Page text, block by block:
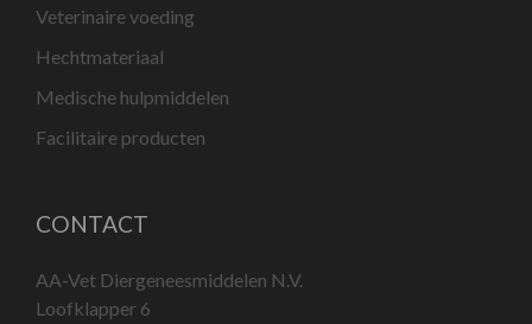
Veterinaire voeding
Hechtmateriaal
Medische hulpmiddelen
Facilitaire producten
CONTACT
AA-Vet Diergeneesmiddelen N.V.
Loofklapper 6